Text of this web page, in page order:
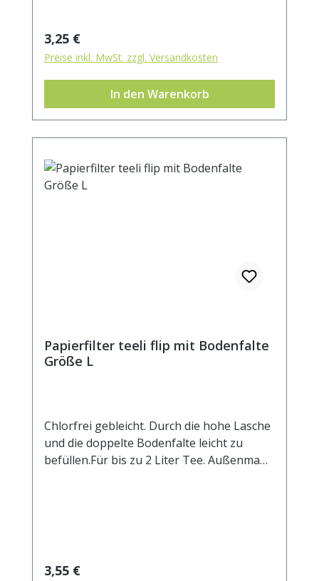
Regulärer Preis:
3,25 €
Preise inkl. MwSt. zzgl. Versandkosten
In den Warenkorb
Papierfilter teeli flip mit Bodenfalte
Größe L
Chlorfrei gebleicht. Durch die hohe Lasche
und die doppelte Bodenfalte leicht zu
befüllen.Für bis zu 2 Liter Tee. Außenmaß
Regulärer Preis:
3,55 €